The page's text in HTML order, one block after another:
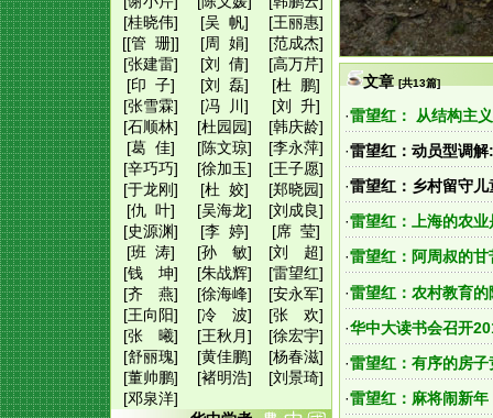
文章 [共13篇]
·雷望红： 从结构主
·雷望红：动员型调
·雷望红：乡村留守
·雷望红：上海的农
·雷望红：阿周叔的
·雷望红：农村教育的
·华中大读书会召开
·雷望红：有序的房子
·雷望红：麻将闹新年
[桂晓伟]
[吴 帆]
[王丽惠]
[[管 珊]]
[周 娟]
[范成杰]
[张建雷]
[刘 倩]
[高万芹]
[印 子]
[刘 磊]
[杜 鹏]
[张雪霖]
[冯 川]
[刘 升]
[石顺林]
[杜园园]
[韩庆龄]
[葛 佳]
[陈文琼]
[李永萍]
[辛巧巧]
[徐加玉]
[王子愿]
[于龙刚]
[杜 姣]
[郑晓园]
[仇 叶]
[吴海龙]
[刘成良]
[史源渊]
[李 婷]
[席 莹]
[班 涛]
[孙 敏]
[刘 超]
[钱 坤]
[朱战辉]
[雷望红]
[齐 燕]
[徐海峰]
[安永军]
[王向阳]
[冷 波]
[张 欢]
[张 曦]
[王秋月]
[徐宏宇]
[舒丽瑰]
[黄佳鹏]
[杨春滋]
[董帅鹏]
[褚明浩]
[刘景琦]
[邓泉洋]